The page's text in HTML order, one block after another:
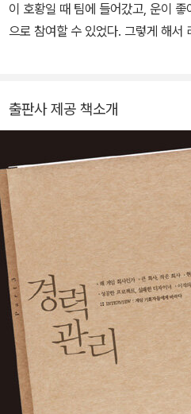
이 호황일 때 팀에 들어갔고, 운이
으로 참여할 수 있었다. 그렇게 해서
대해서 다양한 변화가 일어나던 시기
게임, 온라인 게임, 모바일 게임 등
다도 운이 좋게도 개발에 참여했던 많
임 개발 환경이 발전하면서 게임을
도 마련되었고, 멋진 그래픽도 표현
발전해야 할 때라고 생각하고 게임
게임을 만들기 위해 도전하기를 기대
출판사 제공 책소개